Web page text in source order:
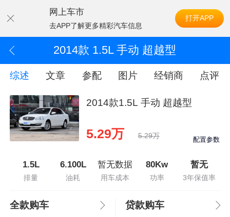
网上车市
去APP了解更多精彩汽车信息
打开APP
2014款 1.5L 手动 超越型
综述 文章 参配 图片 经销商 点评
2014款1.5L 手动 超越型
5.29万 5.29万 配置参数
1.5L
排量
6.100L
油耗
暂无数据
用车成本
80Kw
功率
暂无
3年保值率
全款购车 贷款购车